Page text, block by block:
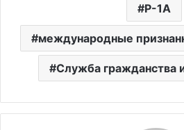
P-1A
международные
Служба гражданства